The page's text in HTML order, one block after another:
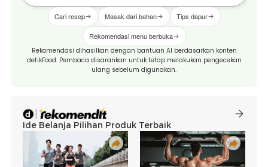
Cari resep Masak dari bahan Tips dapur
Rekomendasi menu berbuka
Rekomendasi dihasilkan dengan bantuan AI berdasarkan konten
detikFood. Pembaca disarankan untuk tetap melakukan pengecekan
ulang sebelum digunakan.